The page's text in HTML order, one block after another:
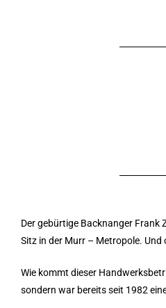
Der gebürtige Backnanger Frank
Sitz in der Murr – Metropole.
Wie kommt dieser
sondern war bereits seit 1982